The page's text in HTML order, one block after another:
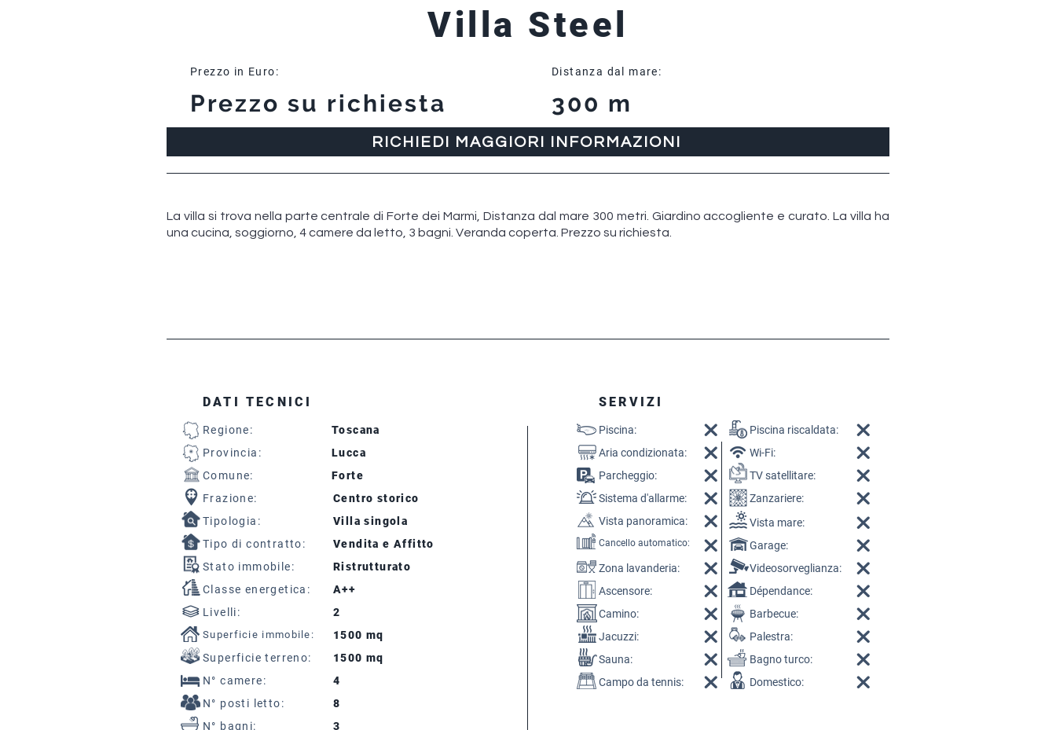
Villa Steel
Prezzo in Euro:
Prezzo su richiesta
Distanza dal mare:
300 m
RICHIEDI MAGGIORI INFORMAZIONI
La villa si trova nella parte centrale di Forte dei Marmi, Distanza dal mare 300 metri. Giardino accogliente e curato. La villa ha
una cucina, soggiorno, 4 camere da letto, 3 bagni. Veranda coperta. Prezzo su richiesta.
DATI TECNICI SERVIZI
Regione:
Toscana
Provincia:
Lucca
Comune:
Forte
Frazione:
Centro storico
Tipologia:
Villa singola
Tipo di contratto:
Vendita e Affitto
Piscina:
Aria condizionata:
Parcheggio:
Sistema d'allarme:
Vista panoramica:
Cancello automatico:
Piscina riscaldata:
Wi-Fi:
TV satellitare:
Zanzariere:
Vista mare:
Garage:
Stato immobile:
Classe energetica:
Livelli:
Superficie immobile:
Superficie terreno:
N° camere:
N° posti letto:
Ristrutturato Zona lavanderia:
Videosorveglianza:
Ascensore:
A++
Dépendance:
2
1500 mq
1500 mq
4
Camino:
Jacuzzi:
Sauna:
Campo da tennis:
Barbecue:
Palestra:
Bagno turco:
Domestico:
8
N° bagni:
3